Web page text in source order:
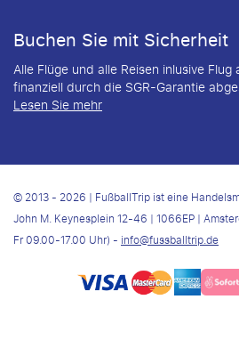
Buchen Sie mit Sicherheit
Alle Flüge und alle Reisen inlusive
finanziell durch die SGR-Garantie
Lesen Sie mehr
© 2013 - 2026 | FußballTrip ist eine
John M. Keynesplein 12-46 | 1066EP |
Fr 09.00-17.00 Uhr) -info@fussballtrip.de